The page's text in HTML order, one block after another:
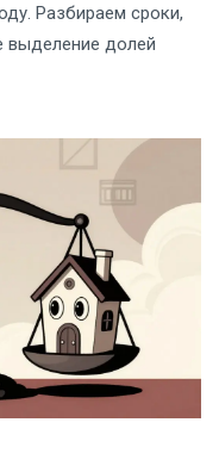
Разбираем сроки,
выделение долей